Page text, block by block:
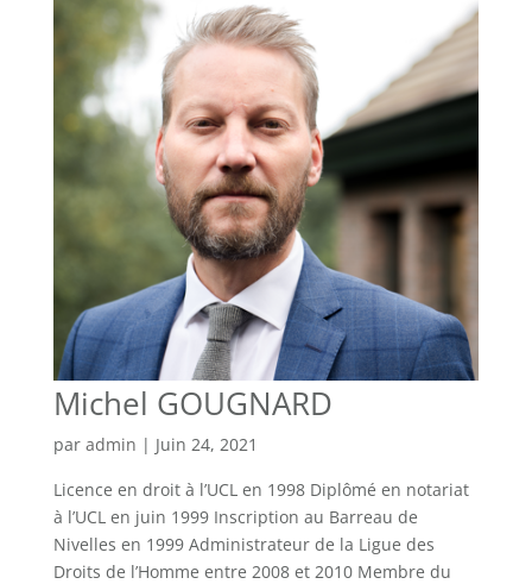
Michel GOUGNARD
par admin | Juin 24, 2021
Licence en droit à l’UCL en 1998 Diplômé en notariat
à l’UCL en juin 1999 Inscription au Barreau de
Nivelles en 1999 Administrateur de la Ligue des
Droits de l’Homme entre 2008 et 2010 Membre du